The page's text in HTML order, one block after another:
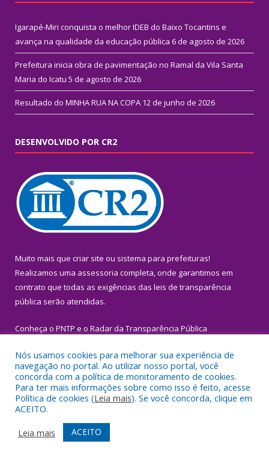
Igarapé-Miri conquista o melhor IDEB do Baixo Tocantins e
avança na qualidade da educação pública 6 de agosto de 2026
Prefeitura inicia obra de pavimentação no Ramal da Vila Santa
Maria do Icatu 5 de agosto de 2026
Resultado do MINHA RUA NA COPA 12 de junho de 2026
DESENVOLVIDO POR CR2
Muito mais que criar site ou sistema para prefeituras!
Realizamos uma assessoria completa, onde garantimos em
contrato que todas as exigências das leis de transparência
pública serão atendidas.
Conheça o PNTP e o Radar da Transparência Pública
Todos os direitos reservados a Prefeitura Municipal de Igarapé-
Miri.
Mapa do Site
Acessar Área Administrativa
Acessar Webmail
Nós usamos cookies para melhorar sua experiência de
navegação no portal. Ao utilizar nosso portal, você
concorda com a política de monitoramento de cookies.
Para ter mais informações sobre como isso é feito, acesse
Política de cookies (Leia mais). Se você concorda, clique em
ACEITO.
Leia mais
ACEITO